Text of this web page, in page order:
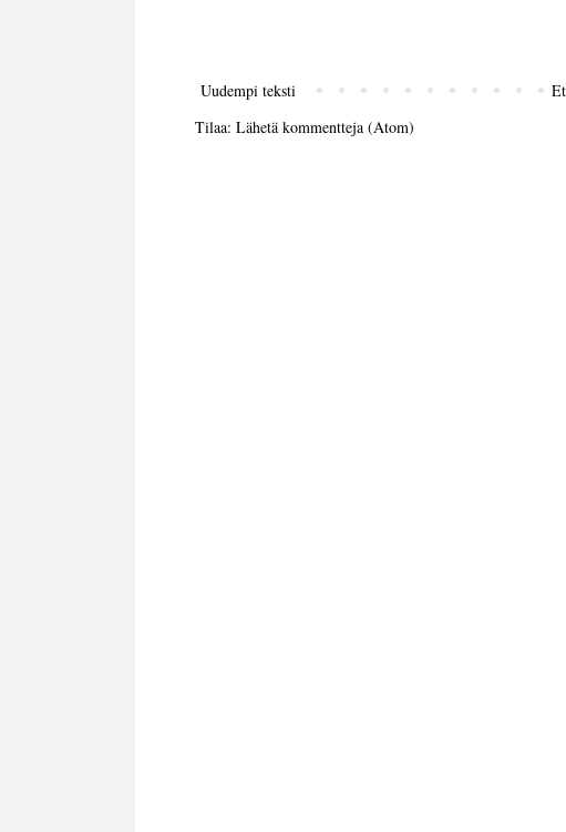
Uudempi teksti
Tilaa: Lähetä kommentteja (Atom)